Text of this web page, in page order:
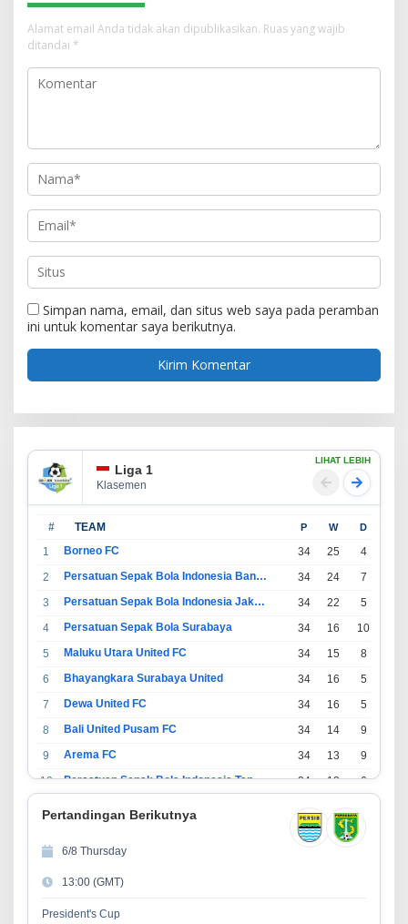
Alamat email Anda tidak akan dipublikasikan. Ruas yang wajib
ditandai *
Simpan nama, email, dan situs web saya pada peramban
ini untuk komentar saya berikutnya.
Liga 1
Klasemen
LIHAT LEBIH
# TEAM P W D
1 Borneo FC 34 25 4
2
Persatuan Sepak Bola Indonesia Bandung 34 24 7
3
Persatuan Sepak Bola Indonesia Jakarta 34 22 5
4
Persatuan Sepak Bola Surabaya 34 16 10
5
Maluku Utara United FC 34 15 8
6
Bhayangkara Surabaya United 34 16 5
7
Dewa United FC 34 16 5
8
Bali United Pusam FC 34 14 9
9
Arema FC 34 13 9
10
Persatuan Sepak Bola Indonesia Tangerang 34 13 6
34 11
13
14
Madura United FC
15
Persatuan Sepakbola Makassar
Pertandingan Berikutnya
6/8 Thursday
13:00 (GMT)
President's Cup